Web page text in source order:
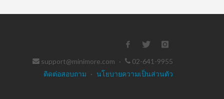
support@minimore.com ·
02-641-9955
ติดต่อสอบถาม · นโยบายความเป็นส่วนตัว